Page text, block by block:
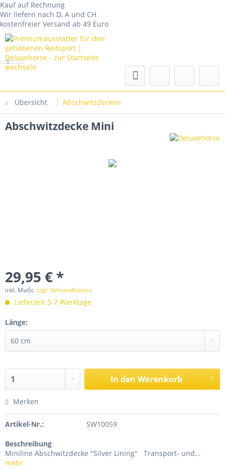
Kauf auf Rechnung
Wir liefern nach D, A und CH
kostenfreier Versand ab 49 Euro
Übersicht Abschwitzdecken
Abschwitzdecke Mini
29,95 € *
inkl. MwSt.zzgl. Versandkosten
Lieferzeit 5-7 Werktage
Länge:
In den Warenkorb
Merken
Artikel-Nr.: SW10059
Beschreibung
Miniline Abschwitzdecke "Silver Lining" Transport- und...
mehr